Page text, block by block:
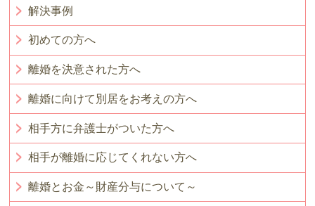
解決事例
初めての方へ
離婚を決意された方へ
離婚に向けて別居をお考えの方へ
相手方に弁護士がついた方へ
相手が離婚に応じてくれない方へ
離婚とお金～財産分与について～